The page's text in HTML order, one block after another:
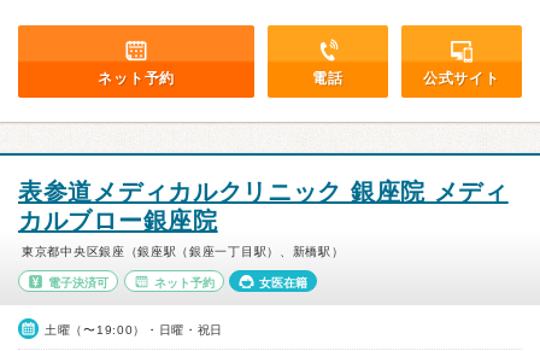
ネット予約 電話 公式サイト
表参道メディカルクリニック 銀座院 メディ
カルブロー銀座院
東京都中央区銀座（銀座駅（銀座一丁目駅）、新橋駅）
電子決済可 ネット予約 女医在籍
土曜（〜19:00）・日曜・祝日